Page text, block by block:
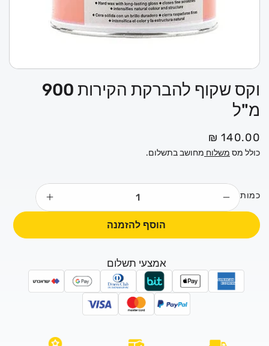
וקס שקוף להברקת הקירות 900
מ"ל
מ
ח
ר
ג
י
140.00 ₪
כולל מס משלוח מחושב בתשלום.
כמות
שקוף
הקירות
900
מ&quot;ל
הגדלת
שקוף
הקירות
900
מ&quot;ל
הוסף להזמנה
אמצעי תשלום